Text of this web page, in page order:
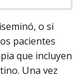
o si
pacientes
que incluyen
Una vez